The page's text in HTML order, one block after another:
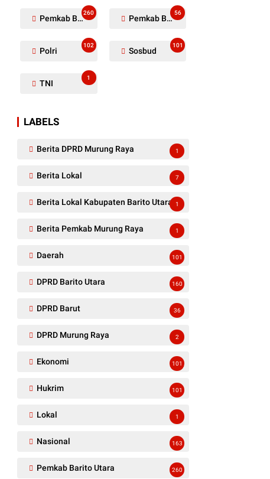
Pemkab Barito Utara
260
Pemkab Barut
56
Polri
102
Sosbud
101
TNI
1
LABELS
Berita DPRD Murung Raya 1
Berita Lokal 7
Berita Lokal Kabupaten Barito Utara 1
Berita Pemkab Murung Raya 1
Daerah 101
DPRD Barito Utara 160
DPRD Barut 36
DPRD Murung Raya 2
Ekonomi 101
Hukrim 101
Lokal 1
Nasional 163
Pemkab Barito Utara 260